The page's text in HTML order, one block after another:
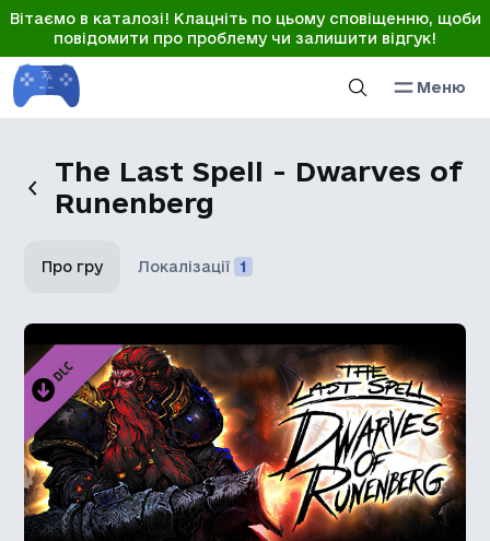
Вітаємо в каталозі! Клацніть по цьому сповіщенню, щоби
повідомити про проблему чи залишити відгук!
Меню
The Last Spell - Dwarves of
Runenberg
Про гру Локалізації 1